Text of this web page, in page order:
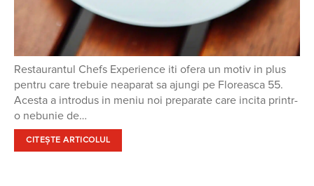
Restaurantul Chefs Experience iti ofera un motiv in plus
pentru care trebuie neaparat sa ajungi pe Floreasca 55.
Acesta a introdus in meniu noi preparate care incita printr-
o nebunie de…
CITEȘTE ARTICOLUL